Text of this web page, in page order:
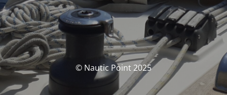
© Nautic Point 2025